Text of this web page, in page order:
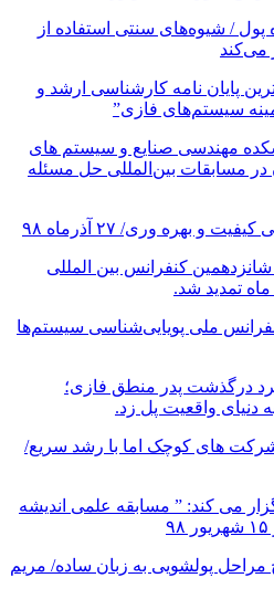
پول / شیوه‌های سنتی استفاده از
می‌کند
پایان ­نامه کارشناسی­ ارشد و
سیستم‌های فازی”
مهندسی صنایع و سیستم های
مسابقات بین‌المللی حل مسئله
و بهره وری/ ۲۷ آذرماه ۹۸
کنفرانس بین المللی
ملی پویایی‌شناسی سیستم‌ها
درگذشت پدر منطق فازی؛
دنیای واقعیت پل زد.
شرکت های کوچک اما با رشد سریع/
می کند: ” مسابقه علمی اندیشه
پولشویی به زبان ساده/ مریم